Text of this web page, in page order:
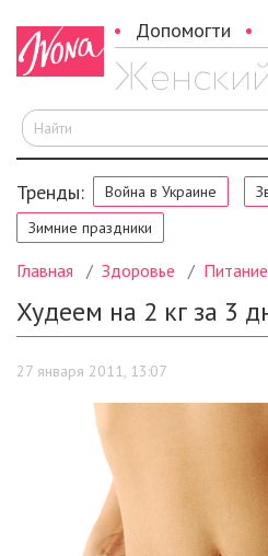
Допомогти
Тренды: Война в Украине
Зимние праздники
Главная Здоровье Питание
Худеем на 2 кг за 3
27 января 2011, 13:07